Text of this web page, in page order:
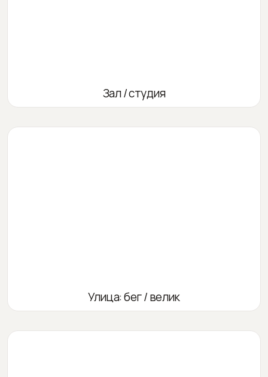
Зал / студия
Улица: бег / велик